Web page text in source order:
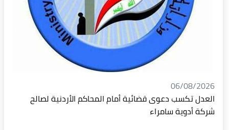
06/08/2026
العدل تكسب دعوى قضائية أمام المحاكم الأردنية لصالح
شركة أدوية سامراء